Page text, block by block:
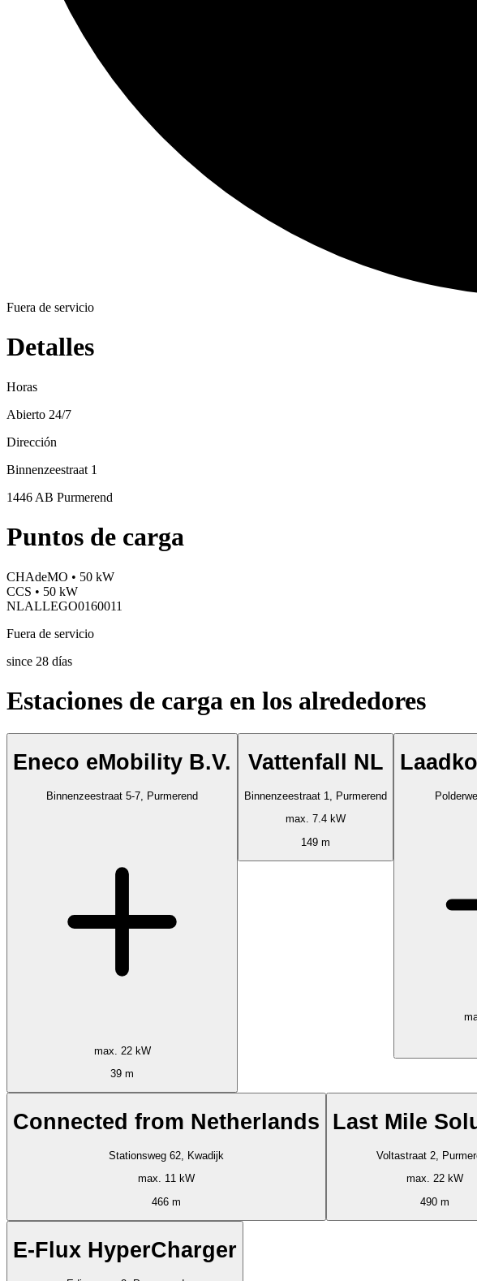
Fuera de servicio
Detalles
Horas
Abierto 24/7
Dirección
Binnenzeestraat 1
1446 AB Purmerend
Puntos de carga
CHAdeMO • 50 kW
CCS • 50 kW
NLALLEGO0160011
Fuera de servicio
since 28 días
Estaciones de carga en los alrededores
Eneco eMobility B.V.
Binnenzeestraat 5-7, Purmerend
max. 22 kW
39 m
Vattenfall NL
Binnenzeestraat 1, Purmerend
max. 7.4 kW
149 m
Connected from Netherlands
Stationsweg 62, Kwadijk
max. 11 kW
466 m
Last Mile
Voltastraat 2,
max. 22 kW
490 m
E-Flux HyperCharger